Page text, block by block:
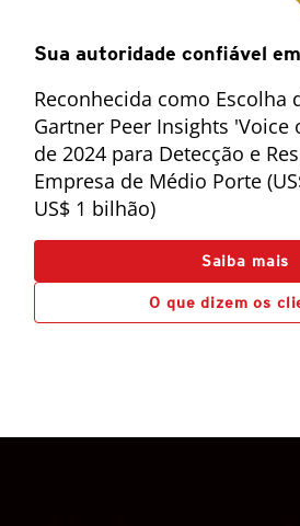
Sua autoridade confiável
Reconhecida como Escolha
Gartner Peer Insights 'Voice
de 2024 para Detecção e
Empresa de Médio Porte
US$ 1 bilhão)
Saiba mais
O que dizem os